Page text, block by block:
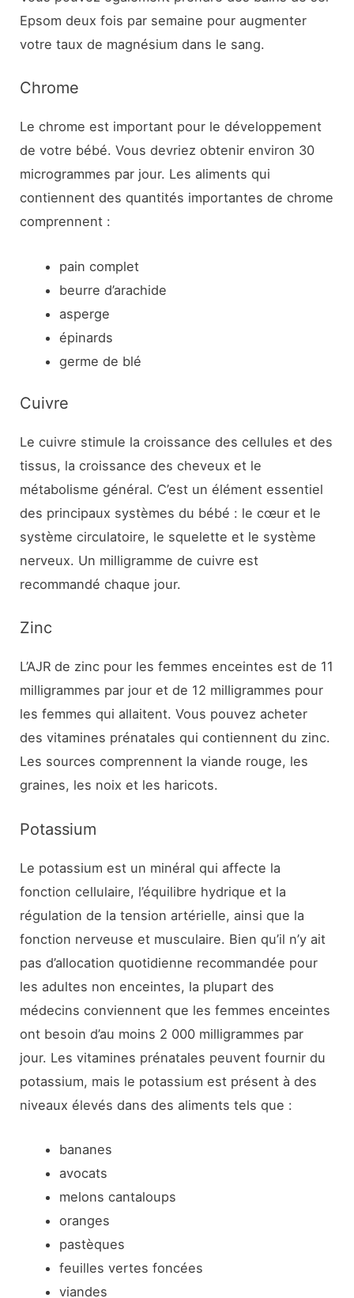
Epsom deux fois par semaine pour augmenter
votre taux de magnésium dans le sang.
Chrome
Le chrome est important pour le développement
de votre bébé. Vous devriez obtenir environ 30
microgrammes par jour. Les aliments qui
contiennent des quantités importantes de chrome
comprennent :
pain complet
beurre d’arachide
asperge
épinards
germe de blé
Cuivre
Le cuivre stimule la croissance des cellules et des
tissus, la croissance des cheveux et le
métabolisme général. C’est un élément essentiel
des principaux systèmes du bébé : le cœur et le
système circulatoire, le squelette et le système
nerveux. Un milligramme de cuivre est
recommandé chaque jour.
Zinc
L’AJR de zinc pour les femmes enceintes est de 11
milligrammes par jour et de 12 milligrammes pour
les femmes qui allaitent. Vous pouvez acheter
des vitamines prénatales qui contiennent du zinc.
Les sources comprennent la viande rouge, les
graines, les noix et les haricots.
Potassium
Le potassium est un minéral qui affecte la
fonction cellulaire, l’équilibre hydrique et la
régulation de la tension artérielle, ainsi que la
fonction nerveuse et musculaire. Bien qu’il n’y ait
pas d’allocation quotidienne recommandée pour
les adultes non enceintes, la plupart des
médecins conviennent que les femmes enceintes
ont besoin d’au moins 2 000 milligrammes par
jour. Les vitamines prénatales peuvent fournir du
potassium, mais le potassium est présent à des
niveaux élevés dans des aliments tels que :
bananes
avocats
melons cantaloups
oranges
pastèques
feuilles vertes foncées
viandes